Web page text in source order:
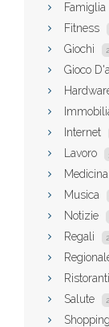
Famiglia
Fitness
Giochi
Gioco
Internet
Lavoro
Medicina
Musica
Notizie
Regali
Salute
Shopping